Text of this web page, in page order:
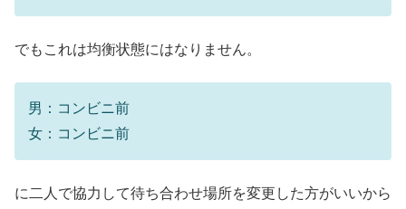
でもこれは均衡状態にはなりません。
男：コンビニ前
女：コンビニ前
に二人で協力して待ち合わせ場所を変更した方がいいから